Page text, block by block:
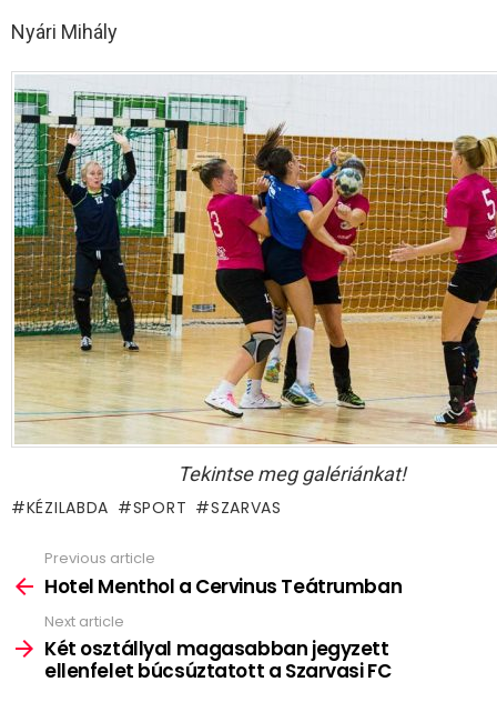
Nyári Mihály
Tekintse meg galériánkat!
KÉZILABDA SPORT SZARVAS
more
Previous article
Hotel Menthol a Cervinus Teátrumban
Next article
Két osztállyal magasabban jegyzett
ellenfelet búcsúztatott a Szarvasi FC